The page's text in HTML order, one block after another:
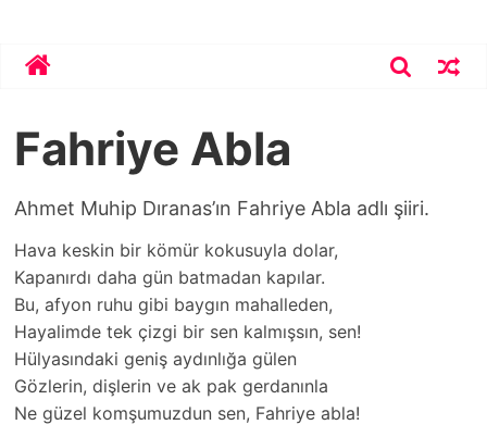
contentBekirhoca.com
Fahriye Abla
Ahmet Muhip Dıranas’ın Fahriye Abla adlı şiiri.
Hava keskin bir kömür kokusuyla dolar,
Kapanırdı daha gün batmadan kapılar.
Bu, afyon ruhu gibi baygın mahalleden,
Hayalimde tek çizgi bir sen kalmışsın, sen!
Hülyasındaki geniş aydınlığa gülen
Gözlerin, dişlerin ve ak pak gerdanınla
Ne güzel komşumuzdun sen, Fahriye abla!